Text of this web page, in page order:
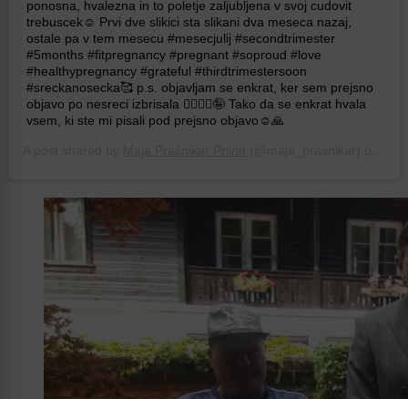
ponosna, hvalezna in to poletje zaljubljena v svoj cudovit
trebuscek☺️ Prvi dve slikici sta slikani dva meseca nazaj,
ostale pa v tem mesecu #mesecjulij #secondtrimester
#5months #fitpregnancy #pregnant #soproud #love
#healthypregnancy #grateful #thirdtrimestersoon
#sreckanosecka🥰 p.s. objavljam se enkrat, ker sem prejsno
objavo po nesreci izbrisala 🤷‍♀️🤦‍♀️🤪 Tako da se enkrat hvala
vsem, ki ste mi pisali pod prejsno objavo☺️🙏